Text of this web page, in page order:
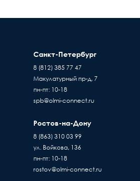
Санкт-Петербург
8 (812) 385 77 47
Макулатурный пр-д, 7
пн-пт: 10-18
spb@olmi-connect.ru
Ростов-на-Дону
8 (863) 310 03 99
ул. Войкова, 136
пн-пт: 10-18
rostov@olmi-connect.ru